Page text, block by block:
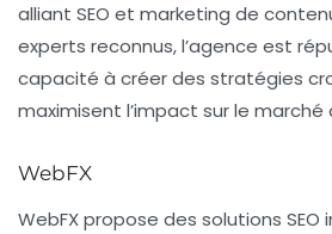
alliant SEO et marketing de
experts reconnus, l’agence est
capacité à créer des stratégies
maximisent l’impact sur le marché
WebFX
WebFX propose des solutions SEO